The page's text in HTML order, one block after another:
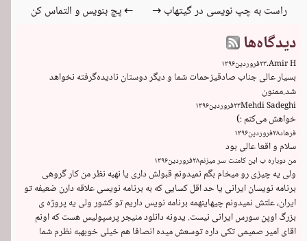
راست به چپ نویسی در گیتهاب →
← پچ بنویس و التماس کن
دیدگاه‌ها
Amir H.۲۳فروردین۱۳۹۶
شد.ممنون
Mehdi Sadeghi۲۳فروردین۱۳۹۶
خواهش می‌کنم :)
فرهاد۲۸فروردین۱۳۹۶
سلام و اقعا عالی بود
من دوباره ب این کامنت سر میزنم۲۸فروردین۱۳۹۶